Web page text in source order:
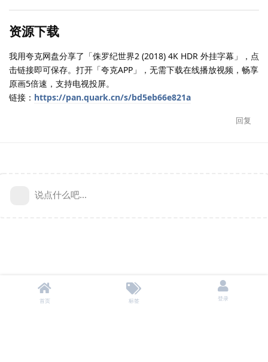
资源下载
我用夸克网盘分享了「侏罗纪世界2 (2018) 4K HDR 外挂字幕」，点
击链接即可保存。打开「夸克APP」，无需下载在线播放视频，畅享
原画5倍速，支持电视投屏。
链接： https://pan.quark.cn/s/bd5eb66e821a
回复
说点什么吧...
首页 标签 登录